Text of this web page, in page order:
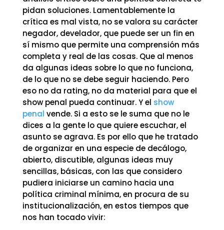
pidan soluciones. Lamentablemente la
crítica es mal vista, no se valora su carácter
negador, develador, que puede ser un fin en
sí mismo que permite una comprensión más
completa y real de las cosas. Que al menos
da algunas ideas sobre lo que no funciona,
de lo que no se debe seguir haciendo. Pero
eso no da rating, no da material para que el
show penal pueda continuar. Y el show
penal vende. Si a esto se le suma que no le
dices a la gente lo que quiere escuchar, el
asunto se agrava. Es por ello que he tratado
de organizar en una especie de decálogo,
abierto, discutible, algunas ideas muy
sencillas, básicas, con las que considero
pudiera iniciarse un camino hacia una
política criminal mínima, en procura de su
institucionalización, en estos tiempos que
nos han tocado vivir: